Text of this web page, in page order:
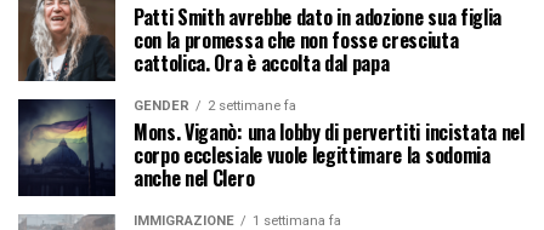
Patti Smith avrebbe dato in adozione sua figlia
con la promessa che non fosse cresciuta
cattolica. Ora è accolta dal papa
GENDER 2 settimane fa
Mons. Viganò: una lobby di pervertiti incistata nel
corpo ecclesiale vuole legittimare la sodomia
anche nel Clero
IMMIGRAZIONE 1 settimana fa